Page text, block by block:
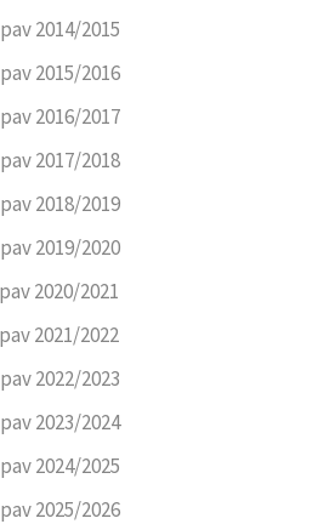
2014/2015
2015/2016
2016/2017
2017/2018
2018/2019
2019/2020
2020/2021
2021/2022
2022/2023
2023/2024
2024/2025
2025/2026